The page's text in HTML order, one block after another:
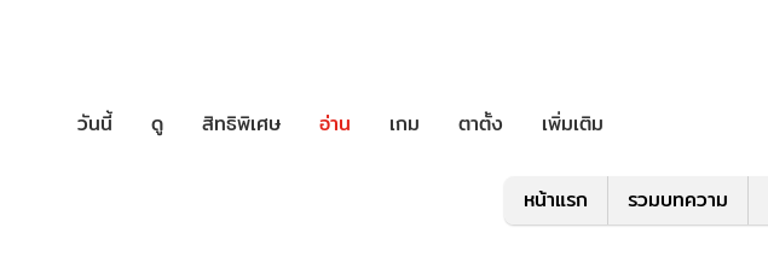
วันนี้ ดู สิทธิพิเศษ อ่าน เกม ตาตั้ง เพิ่มเติม
หน้าแรก รวมบทความ